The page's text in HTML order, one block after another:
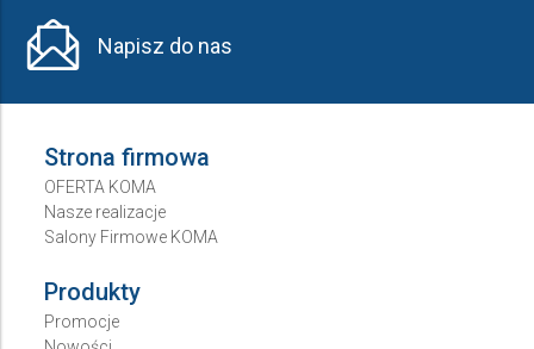
Napisz do nas
Strona firmowa
OFERTA KOMA
Nasze realizacje
Salony Firmowe KOMA
Produkty
Promocje